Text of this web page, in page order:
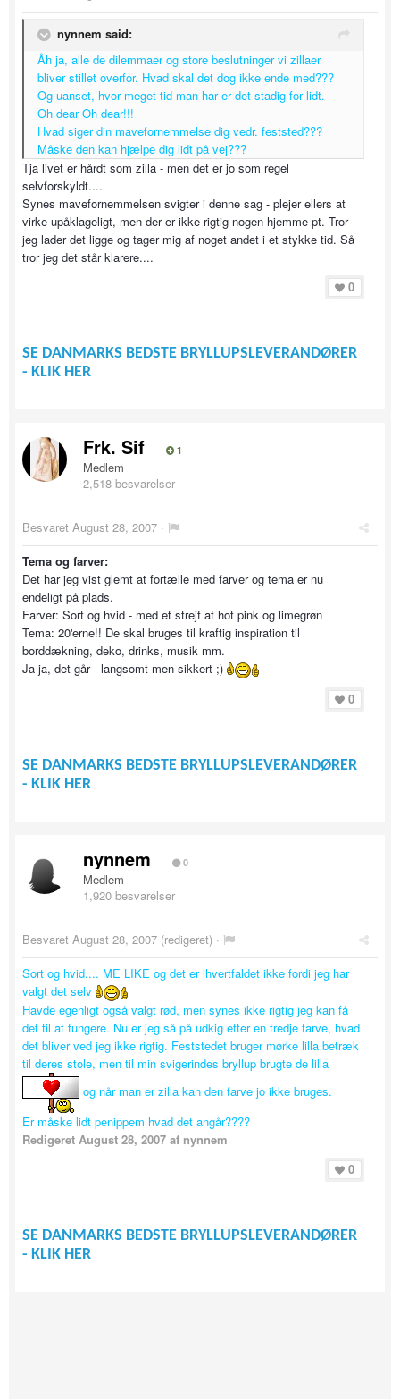
nynnem said:
Åh ja, alle de dilemmaer og store beslutninger vi zillaer
bliver stillet overfor. Hvad skal det dog ikke ende med???
Og uanset, hvor meget tid man har er det stadig for lidt.
Oh dear Oh dear!!!
Hvad siger din mavefornemmelse dig vedr. feststed???
Måske den kan hjælpe dig lidt på vej???
Tja livet er hårdt som zilla - men det er jo som regel
selvforskyldt....
Synes mavefornemmelsen svigter i denne sag - plejer ellers at
virke upåklageligt, men der er ikke rigtig nogen hjemme pt. Tror
jeg lader det ligge og tager mig af noget andet i et stykke tid. Så
tror jeg det står klarere....
0
SE DANMARKS BEDSTE BRYLLUPSLEVERANDØRER
- KLIK HER
Frk. Sif 1
Medlem
2,518 besvarelser
Besvaret August 28, 2007 ·
Tema og farver:
Det har jeg vist glemt at fortælle med farver og tema er nu
endeligt på plads.
Farver: Sort og hvid - med et strejf af hot pink og limegrøn
Tema: 20'erne!! De skal bruges til kraftig inspiration til
borddækning, deko, drinks, musik mm.
Ja ja, det går - langsomt men sikkert ;)
0
SE DANMARKS BEDSTE BRYLLUPSLEVERANDØRER
- KLIK HER
nynnem 0
Medlem
1,920 besvarelser
Besvaret August 28, 2007 (redigeret) ·
Sort og hvid.... ME LIKE og det er ihvertfaldet ikke fordi jeg har
valgt det selv
Havde egenligt også valgt rød, men synes ikke rigtig jeg kan få
det til at fungere. Nu er jeg så på udkig efter en tredje farve, hvad
det bliver ved jeg ikke rigtig. Feststedet bruger mørke lilla betræk
til deres stole, men til min svigerindes bryllup brugte de lilla
og når man er zilla kan den farve jo ikke bruges.
Er måske lidt penippem hvad det angår????
Redigeret August 28, 2007 af nynnem
0
SE DANMARKS BEDSTE BRYLLUPSLEVERANDØRER
- KLIK HER